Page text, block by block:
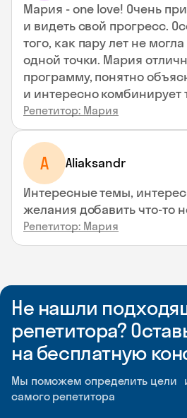
Мария - one love! Очень
и видеть свой прогресс.
того, как пару лет не
одной точки. Мария
программу, понятно
и интересно комбинирует
Репетитор: Мария
A Aliaksandr
Интересные темы,
желания добавить что-то
Репетитор: Мария
Не нашли
репетитора?
на бесплатную
Мы поможем определить цели
самого репетитора